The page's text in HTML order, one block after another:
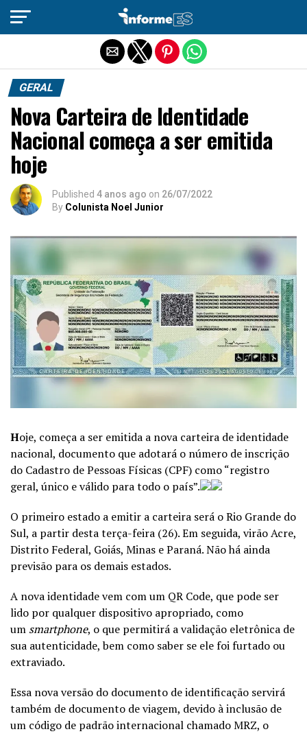
GERAL
Nova Carteira de Identidade
Nacional começa a ser emitida
hoje
Published 4 anos ago on 26/07/2022
By Colunista Noel Junior
Hoje, começa a ser emitida a nova carteira de identidade
nacional, documento que adotará o número de inscrição
do Cadastro de Pessoas Físicas (CPF) como “registro
geral, único e válido para todo o país”.
O primeiro estado a emitir a carteira será o Rio Grande do
Sul, a partir desta terça-feira (26). Em seguida, virão Acre,
Distrito Federal, Goiás, Minas e Paraná. Não há ainda
previsão para os demais estados.
A nova identidade vem com um QR Code, que pode ser
lido por qualquer dispositivo apropriado, como
um smartphone, o que permitirá a validação eletrônica de
sua autenticidade, bem como saber se ele foi furtado ou
extraviado.
Essa nova versão do documento de identificação servirá
também de documento de viagem, devido à inclusão de
um código de padrão internacional chamado MRZ, o
Sair da versão mobile